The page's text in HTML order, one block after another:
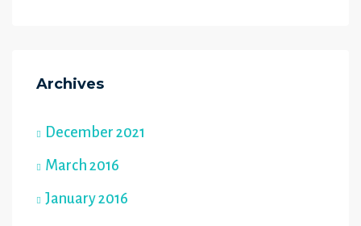
Archives
December 2021
March 2016
January 2016